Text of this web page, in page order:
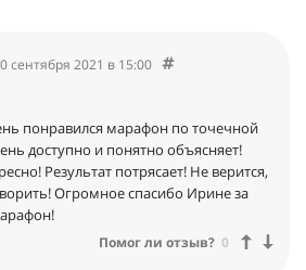
сентября 2021 в 15:00
понравился марафон по точечной
доступно и понятно объясняет!
Результат потрясает! Не верится,
Огромное спасибо Ирине за
Помог ли отзыв? 0